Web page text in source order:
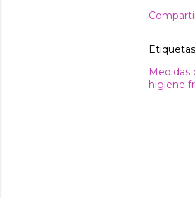
Etiquetas
Medidas
higiene